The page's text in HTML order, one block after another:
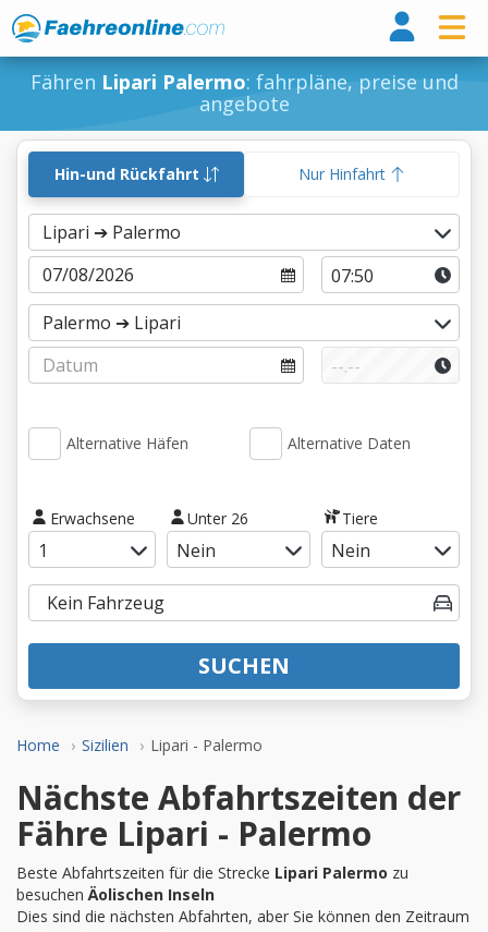
Fähren Lipari Palermo: fahrpläne, preise und
angebote
Home Sizilien Lipari - Palermo
Hin-und Rückfahrt Nur Hinfahrt
Alternative Häfen Alternative Daten
Erwachsene Unter 26 Tiere
SUCHEN
Nächste Abfahrtszeiten der
Fähre Lipari - Palermo
Beste Abfahrtszeiten für die Strecke Lipari Palermo zu
besuchenÄolischen Inseln
Dies sind die nächsten Abfahrten, aber Sie können den Zeitraum